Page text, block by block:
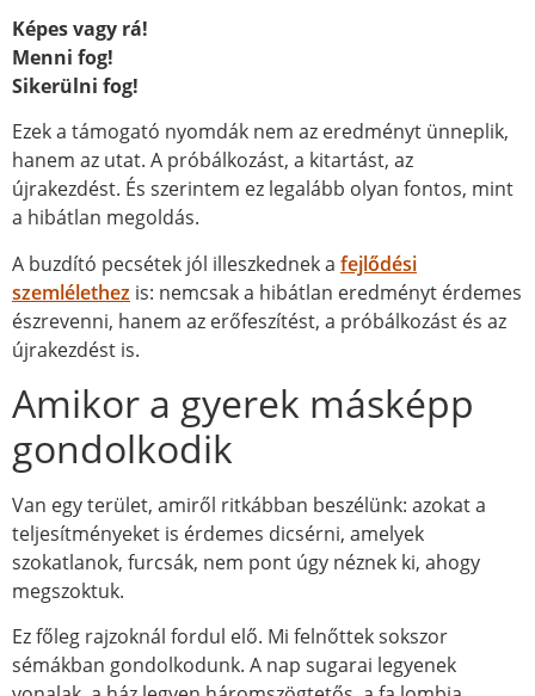
Képes vagy rá!
Menni fog!
Sikerülni fog!
Ezek a támogató nyomdák nem az eredményt ünneplik,
hanem az utat. A próbálkozást, a kitartást, az
újrakezdést. És szerintem ez legalább olyan fontos, mint
a hibátlan megoldás.
A buzdító pecsétek jól illeszkednek a fejlődési
szemlélethez is: nemcsak a hibátlan eredményt érdemes
észrevenni, hanem az erőfeszítést, a próbálkozást és az
újrakezdést is.
Amikor a gyerek másképp
gondolkodik
Van egy terület, amiről ritkábban beszélünk: azokat a
teljesítményeket is érdemes dicsérni, amelyek
szokatlanok, furcsák, nem pont úgy néznek ki, ahogy
megszoktuk.
Ez főleg rajzoknál fordul elő. Mi felnőttek sokszor
sémákban gondolkodunk. A nap sugarai legyenek